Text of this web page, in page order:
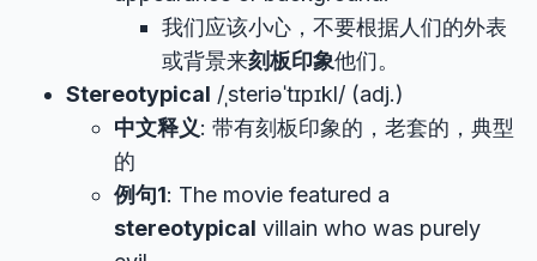
我们应该小心，不要根据人们的外表
或背景来刻板印象他们。
Stereotypical /ˌsteriəˈtɪpɪkl/ (adj.)
中文释义: 带有刻板印象的，老套的，典型
的
例句1: The movie featured a
stereotypical villain who was purely